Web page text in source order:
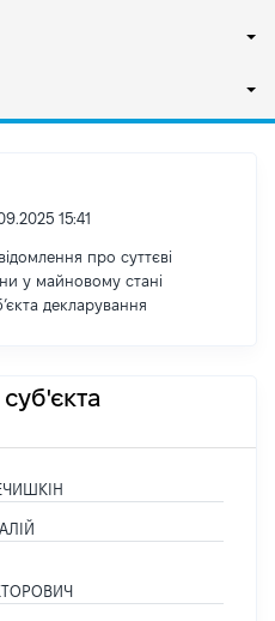
15:41
про суттєві
у майновому стані
декларування